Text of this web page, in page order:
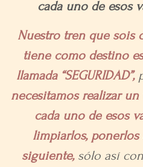
cada uno de esos
Nuestro tren que sois
tiene como destino
llamada “SEGURIDAD”,
necesitamos realizar
cada uno de esos
limpiarlos,
siguiente, sólo así